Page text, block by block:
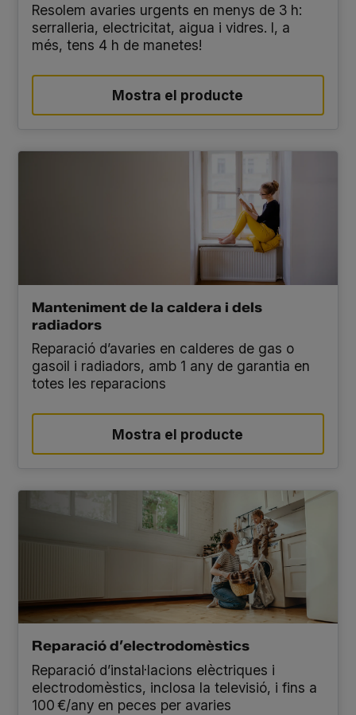
Resolem avaries urgents en menys de 3 h:
serralleria, electricitat, aigua i vidres. I, a
més, tens 4 h de manetes!
Mostra el producte
Manteniment de la caldera i dels
radiadors
Reparació d’avaries en calderes de gas o
gasoil i radiadors, amb 1 any de garantia en
totes les reparacions
Mostra el producte
Reparació d’electrodomèstics
Reparació d’instal·lacions elèctriques i
electrodomèstics, inclosa la televisió, i fins a
100 €/any en peces per avaries